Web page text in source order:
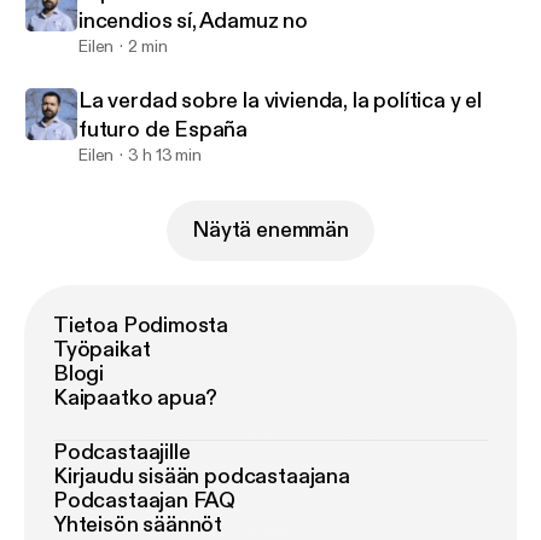
incendios sí, Adamuz no
Eilen 2 min
La verdad sobre la vivienda, la política y el
futuro de España
Eilen 3 h 13 min
Näytä enemmän
Tietoa Podimosta
Työpaikat
Blogi
Kaipaatko apua?
Podcastaajille
Kirjaudu sisään podcastaajana
Podcastaajan FAQ
Yhteisön säännöt